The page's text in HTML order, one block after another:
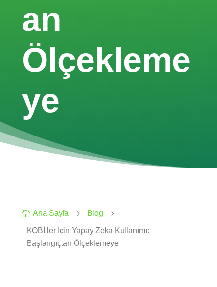
an
Ölçekleme
ye
 Ana Sayfa 5 Blog 5
KOBİ’ler İçin Yapay Zeka Kullanımı:
Başlangıçtan Ölçeklemeye